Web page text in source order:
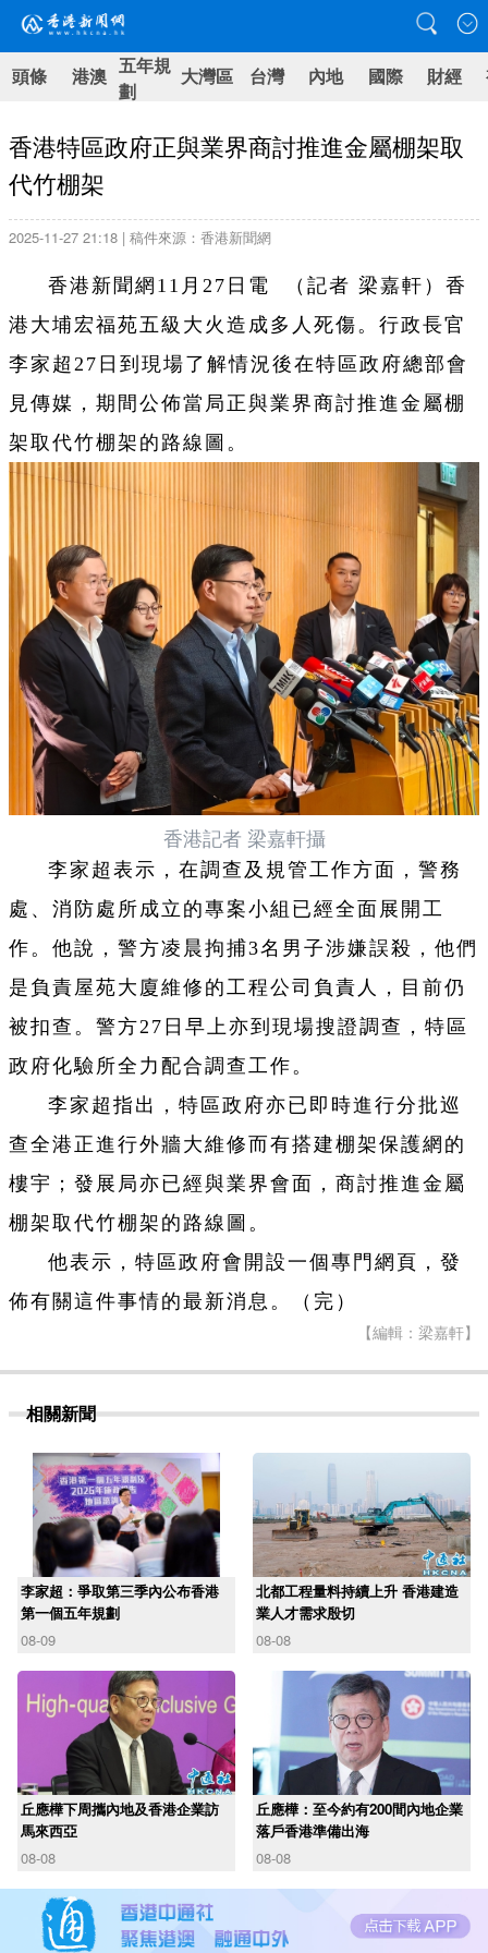
頭條 港澳 五年規
劃
大灣區 台灣 內地 國際 財經
香港特區政府正與業界商討推進金屬棚架取
代竹棚架
2025-11-27 21:18 | 稿件來源：香港新聞網
香港新聞網11月27日電 （記者 梁嘉軒）香
港大埔宏福苑五級大火造成多人死傷。行政長官
李家超27日到現場了解情況後在特區政府總部會
見傳媒，期間公佈當局正與業界商討推進金屬棚
架取代竹棚架的路線圖。
香港記者 梁嘉軒攝
李家超表示，在調查及規管工作方面，警務
處、消防處所成立的專案小組已經全面展開工
作。他說，警方凌晨拘捕3名男子涉嫌誤殺，他們
是負責屋苑大廈維修的工程公司負責人，目前仍
被扣查。警方27日早上亦到現場搜證調查，特區
政府化驗所全力配合調查工作。
李家超指出，特區政府亦已即時進行分批巡
查全港正進行外牆大維修而有搭建棚架保護網的
樓宇；發展局亦已經與業界會面，商討推進金屬
棚架取代竹棚架的路線圖。
他表示，特區政府會開設一個專門網頁，發
佈有關這件事情的最新消息。（完）
【編輯：梁嘉軒】
相關新聞
李家超：爭取第三季內公布香港
第一個五年規劃
08-09
北都工程量料持續上升 香港建造
業人才需求殷切
08-08
丘應樺下周攜內地及香港企業訪
馬來西亞
08-08
丘應樺：至今約有200間內地企業
落戶香港準備出海
08-08